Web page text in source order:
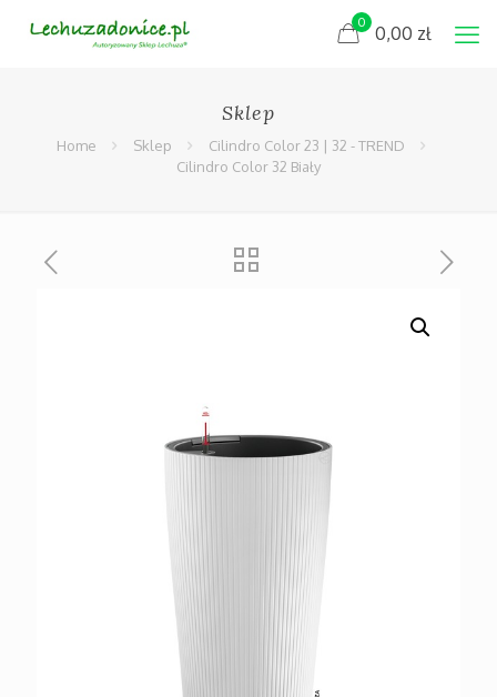
0 0,00 zł
Sklep
Home Sklep
Cilindro Color 23 | 32 - TREND
Cilindro Color 32 Biały